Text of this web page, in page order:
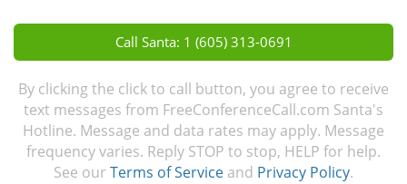
Call Santa: 1 (605) 313-0691
By clicking the click to call button, you agree to receive
text messages from FreeConferenceCall.com Santa's
Hotline. Message and data rates may apply. Message
frequency varies. Reply STOP to stop, HELP for help.
See our Terms of Service and Privacy Policy.